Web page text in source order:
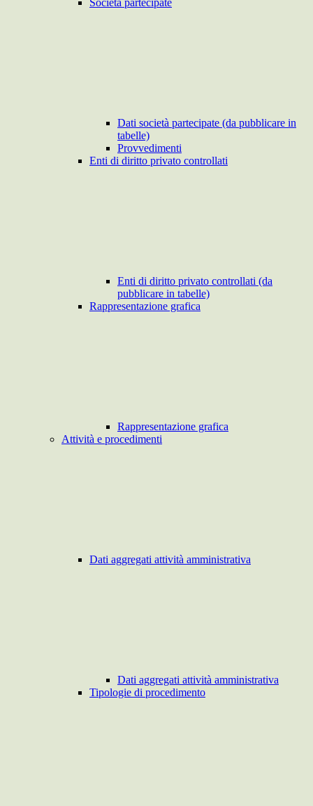
Società partecipate
Dati società partecipate (da pubblicare in
tabelle)
Provvedimenti
Enti di diritto privato controllati
Enti di diritto privato controllati (da
pubblicare in tabelle)
Rappresentazione grafica
Rappresentazione grafica
Attività e procedimenti
Dati aggregati attività amministrativa
Dati aggregati attività amministrativa
Tipologie di procedimento